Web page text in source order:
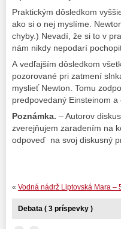
Praktickým dôsledkom
ako si o nej myslíme.
chyby.) Nevadí, že si to v
nám nikdy nepodarí
A vedľajším dôsledkom
pozorované pri zatmení
myslieť Newton. Tomu
predpovedaný Einsteinom
Poznámka. – Autorov
zverejňujem zaradením na
odpoveď na svoj diskusný
« Vodná nádrž Liptovská Mara –
Debata ( 3 príspevky )